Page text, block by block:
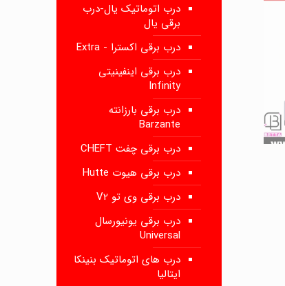
درب اتوماتیک یال-درب
برقی یال
درب برقی اکسترا - Extra
درب برقی اینفینیتی
Infinity
درب برقی بارزانته
Barzante
درب برقی چفت CHEFT
درب برقی هیوت Hutte
درب برقی وی تو V2
درب برقی یونیورسال
Universal
درب های اتوماتیک بنینکا
ایتالیا